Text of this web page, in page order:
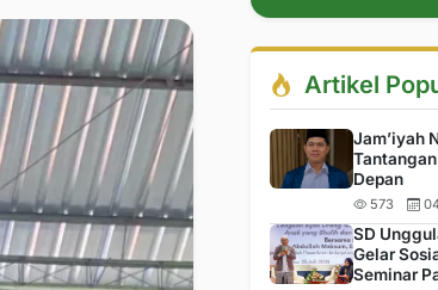
Artikel
Jam’iyah
Depan
573
SD
Gelar
Seminar